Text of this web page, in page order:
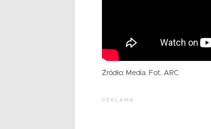
Źródło: Media. Fot. ARC
REKLAMA